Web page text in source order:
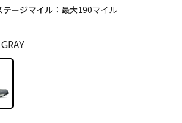
テージマイル：最大190マイル